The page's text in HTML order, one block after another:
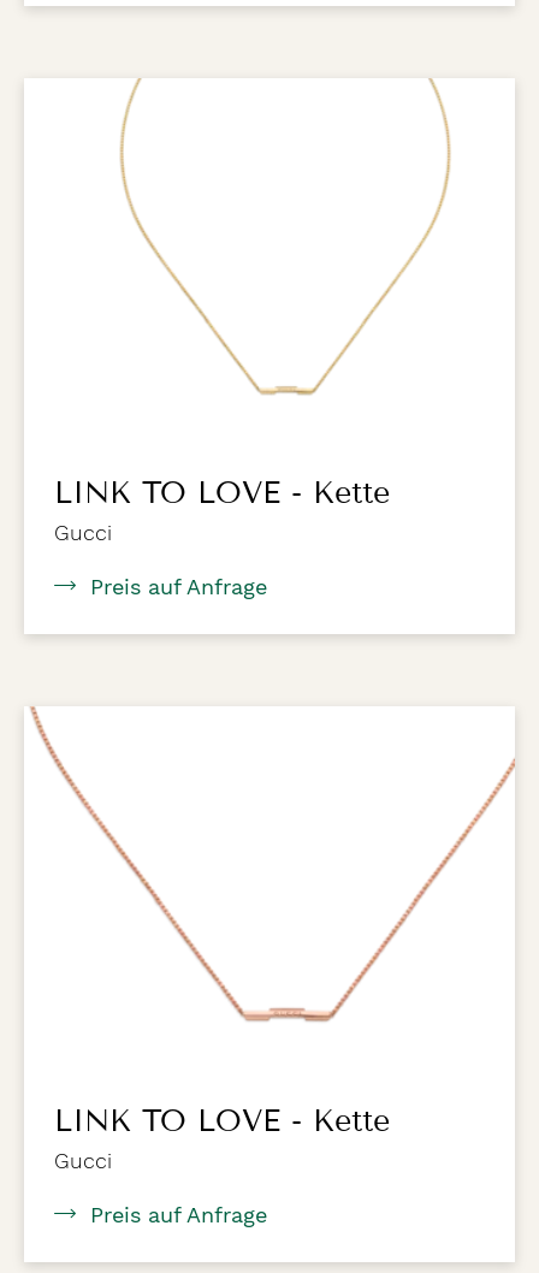
LINK TO LOVE - Kette
Gucci
Preis auf Anfrage
LINK TO LOVE - Kette
Gucci
Preis auf Anfrage